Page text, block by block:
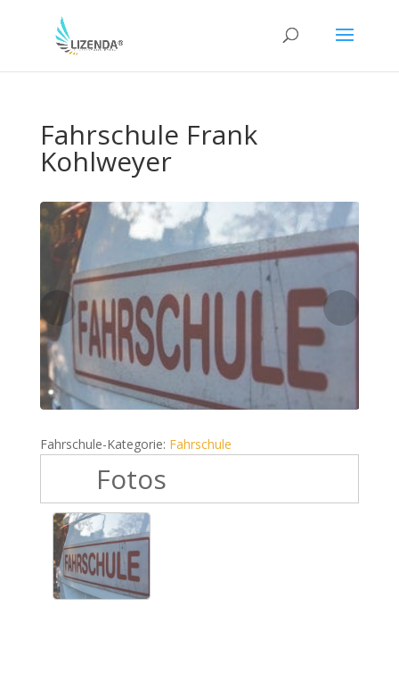
Fahrschule Frank
Kohlweyer
Fahrschule-Kategorie: Fahrschule
Fotos